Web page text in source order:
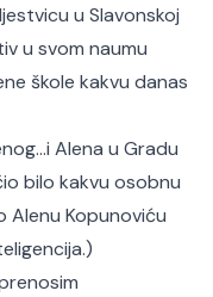
u Slavonskoj
u svom naumu
škole kakvu danas
Alena u Gradu
bilo kakvu osobnu
Kopunoviću